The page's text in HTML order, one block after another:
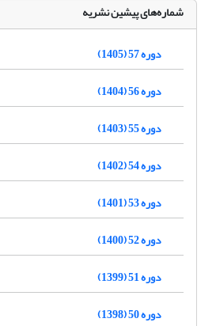
شماره‌های پیشین نشریه
دوره 57 (1405)
دوره 56 (1404)
دوره 55 (1403)
دوره 54 (1402)
دوره 53 (1401)
دوره 52 (1400)
دوره 51 (1399)
دوره 50 (1398)